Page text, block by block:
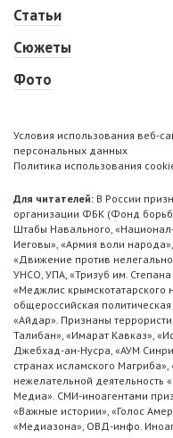
Статьи
Сюжеты
Фото
Условия использования веб-
персональных данных
Политика использования
Для читателей: В России
организации ФБК (Фонд
Штабы Навального,
Иеговы», «Армия воли
«Движение против
УНСО, УПА, «Тризуб им.
«Меджлис крымскотатарского
общероссийская
«Айдар». Признаны
Талибан», «Имарат Кавказ»,
Джебхад-ан-Нусра, «АУМ
странах исламского
нежелательной деятельность
Медиа». СМИ-иноагентами
«Важные истории», «Голос
«Медиазона», ОВД-инфо.